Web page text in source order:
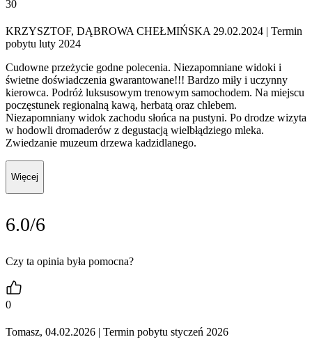
30
KRZYSZTOF, DĄBROWA CHEŁMIŃSKA 29.02.2024 | Termin
pobytu luty 2024
Cudowne przeżycie godne polecenia. Niezapomniane widoki i
świetne doświadczenia gwarantowane!!! Bardzo miły i uczynny
kierowca. Podróż luksusowym trenowym samochodem. Na miejscu
poczęstunek regionalną kawą, herbatą oraz chlebem.
Niezapomniany widok zachodu słońca na pustyni. Po drodze wizyta
w hodowli dromaderów z degustacją wielbłądziego mleka.
Zwiedzanie muzeum drzewa kadzidlanego.
Więcej
6.0/6
Czy ta opinia była pomocna?
0
Tomasz, 04.02.2026 | Termin pobytu styczeń 2026